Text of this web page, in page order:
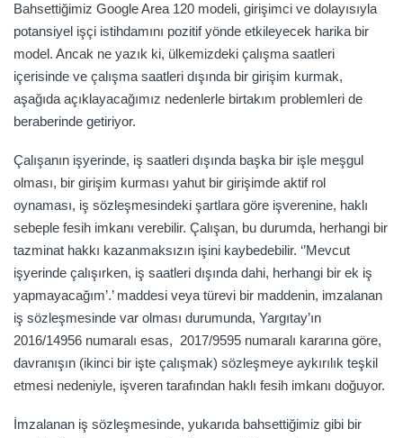
Bahsettiğimiz Google Area 120 modeli, girişimci ve dolayısıyla
potansiyel işçi istihdamını pozitif yönde etkileyecek harika bir
model. Ancak ne yazık ki, ülkemizdeki çalışma saatleri
içerisinde ve çalışma saatleri dışında bir girişim kurmak,
aşağıda açıklayacağımız nedenlerle birtakım problemleri de
beraberinde getiriyor.
Çalışanın işyerinde, iş saatleri dışında başka bir işle meşgul
olması, bir girişim kurması yahut bir girişimde aktif rol
oynaması, iş sözleşmesindeki şartlara göre işverenine, haklı
sebeple fesih imkanı verebilir. Çalışan, bu durumda, herhangi bir
tazminat hakkı kazanmaksızın işini kaybedebilir. ‘’Mevcut
işyerinde çalışırken, iş saatleri dışında dahi, herhangi bir ek iş
yapmayacağım’.’ maddesi veya türevi bir maddenin, imzalanan
iş sözleşmesinde var olması durumunda, Yargıtay’ın
2016/14956 numaralı esas, 2017/9595 numaralı kararına göre,
davranışın (ikinci bir işte çalışmak) sözleşmeye aykırılık teşkil
etmesi nedeniyle, işveren tarafından haklı fesih imkanı doğuyor.
İmzalanan iş sözleşmesinde, yukarıda bahsettiğimiz gibi bir